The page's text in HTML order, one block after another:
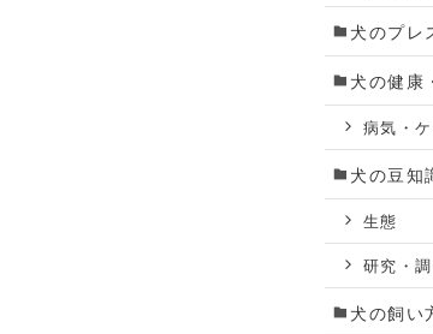
犬のプレ
犬の健康
病気・
犬の豆知
生態
研究・
犬の飼い